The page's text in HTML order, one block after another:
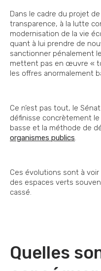
Dans le cadre du projet
transparence, à la lutte
modernisation de la vie
quant à lui prendre de
sanctionner pénalement
mettent pas en œuvre «
les offres anormalement
Ce n’est pas tout, le
définisse concrètement
basse et la méthode de
organismes publics.
Ces évolutions sont à
des espaces verts
cassé.
Quelles